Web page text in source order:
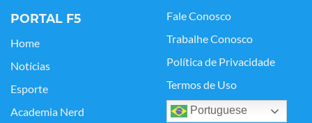
PORTAL F5
Home
Notícias
Esporte
Academia Nerd
Fale Conosco
Trabalhe Conosco
Política de Privacidade
Termos de Uso
Portuguese